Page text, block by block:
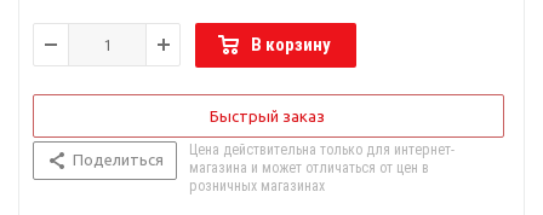
В корзину
Быстрый заказ
Поделиться
Цена действительна только для интернет-
магазина и может отличаться от цен в
розничных магазинах